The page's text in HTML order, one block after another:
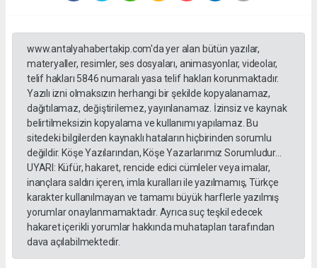
www.antalyahabertakip.com'da yer alan bütün yazılar,
materyaller, resimler, ses dosyaları, animasyonlar, videolar,
telif hakları 5846 numaralı yasa telif hakları korunmaktadır.
Yazılı izni olmaksızın herhangi bir şekilde kopyalanamaz,
dağıtılamaz, değiştirilemez, yayınlanamaz. İzinsiz ve kaynak
belirtilmeksizin kopyalama ve kullanımı yapılamaz. Bu
sitedeki bilgilerden kaynaklı hataların hiçbirinden sorumlu
değildir. Köşe Yazılarından, Köşe Yazarlarımız Sorumludur...
UYARI: Küfür, hakaret, rencide edici cümleler veya imalar,
inançlara saldırı içeren, imla kuralları ile yazılmamış, Türkçe
karakter kullanılmayan ve tamamı büyük harflerle yazılmış
yorumlar onaylanmamaktadır. Ayrıca suç teşkil edecek
hakaret içerikli yorumlar hakkında muhatapları tarafından
dava açılabilmektedir.